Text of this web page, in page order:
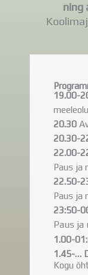
ning
19.00-
20.30
20.30-
22.00-
Paus ja
22.50-
Paus ja
23:50-
Paus ja
1.00-
1.45-…
Kogu